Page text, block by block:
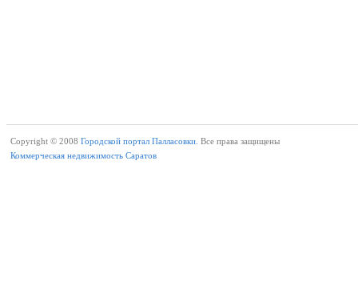
Copyright © 2008 Городской портал Палласовки. Все права защищены
Коммерческая недвижимость Саратов